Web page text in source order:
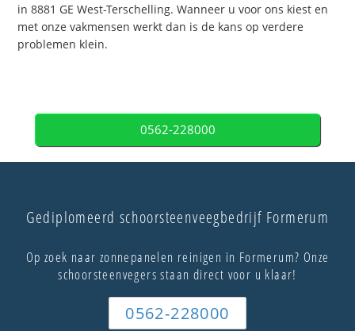
in 8881 GE West-Terschelling. Wanneer u voor ons kiest en
met onze vakmensen werkt dan is de kans op verdere
problemen klein.
0562-228000
Gediplomeerd schoorsteenveegbedrijf Formerum
Op zoek naar zonnepanelen reinigen in Formerum? Onze
schoorsteenvegers staan direct voor u klaar!
0562-228000